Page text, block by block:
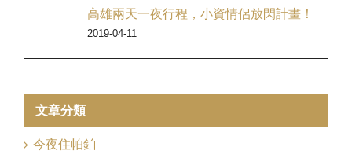
高雄兩天一夜行程，小資情侶放閃計畫！
2019-04-11
文章分類
今夜住帕鉑